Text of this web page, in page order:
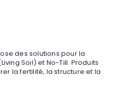
des solutions pour la
Soil) et No-Till. Produits
la fertilité, la structure et la